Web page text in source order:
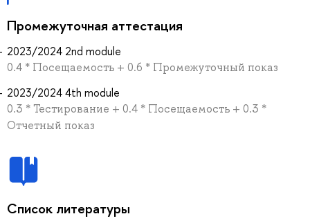
Промежуточная аттестация
2023/2024 2nd module
0.4 * Посещаемость + 0.6 * Промежуточный показ
2023/2024 4th module
0.3 * Тестирование + 0.4 * Посещаемость + 0.3 *
Отчетный показ
Список литературы